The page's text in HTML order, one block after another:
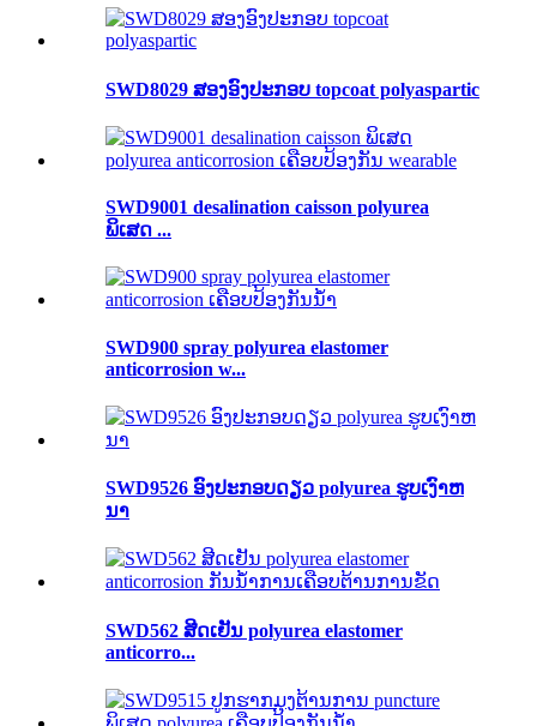
SWD8029 ສອງອົງປະກອບ topcoat polyaspartic
SWD9001 desalination caisson polyurea
ພິເສດ ...
SWD900 spray polyurea elastomer
anticorrosion w...
SWD9526 ອົງປະກອບດຽວ polyurea ຮູບເງົາຫ
ນາ
SWD562 ສີດເຢັນ polyurea elastomer
anticorro...